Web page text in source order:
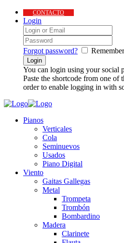
CONTACTO
Login
Forgot password?
You can login using your social
Paste the shortcode from one of
order to enable logging in with
Pianos
Verticales
Cola
Seminuevos
Usados
Piano Digital
Viento
Gaitas Gallegas
Metal
Trompeta
Trombón
Bombardino
Madera
Clarinete